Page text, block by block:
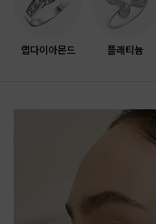
랩다이아몬드 플래티늄